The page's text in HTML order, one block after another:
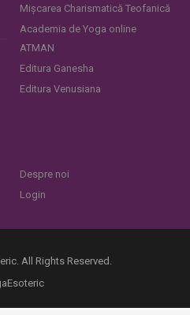
Mișcarea Charismatică Teofanică
Academia de Yoga online
ATMAN
Editura Ganesha
Editura Venusiana
Despre noi
Login
All Rights Reserved.